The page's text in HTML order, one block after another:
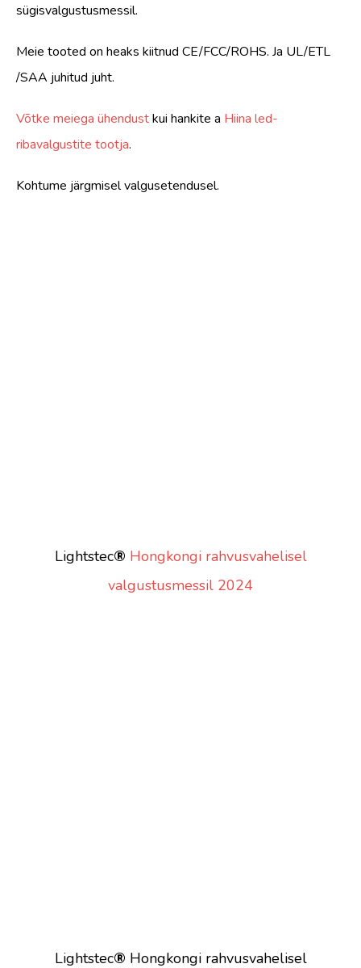
sügisvalgustusmessil.
Meie tooted on heaks kiitnud CE/FCC/ROHS. Ja UL/ETL
/SAA juhitud juht.
Võtke meiega ühendustkui hankite a Hiina led-
ribavalgustite tootja.
Kohtume järgmisel valgusetendusel.
Lightstec® Hongkongi rahvusvahelisel
valgustusmessil 2024
Lightstec® Hongkongi rahvusvahelisel